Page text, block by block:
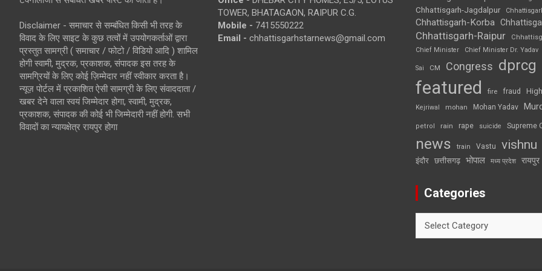
Disclaimer - समाचार से सम्बंधित किसी भी तरह के
विवाद के लिए साइट के कुछ तत्वों में उपयोगकर्ताओं द्वारा
प्रस्तुत सामग्री ( समाचार / फोटो / विडियो आदि ) शामिल
होगी स्वामी, मुद्रक, प्रकाशक, संपादक इस तरह के
सामग्रियों के लिए कोई ज़िम्मेदार नहीं स्वीकार करता है।
न्यूज़ पोर्टल में प्रकाशित ऐसी सामग्री के लिए संवाददाता /
खबर देने वाला स्वयं जिम्मेदार होगा, स्वामी, मुद्रक,
प्रकाशक, संपादक की कोई भी जिम्मेदारी नहीं होगी. सभी
विवादों का न्यायक्षेत्र रायपुर होगा
TOWER, BHATAGAON, RAIPUR C.G.
Mobile - 7415550222
Email - chhattisgarhstarnews@gmail.com
Chhattisgarh-Jagdalpur
Chhattisgarh-Korba
Chhattisgarh-Raipur
Chief Minister
Chief Minister Dr. Yadav
Sai CM Congress dprcg
featured fire fraud
Kejriwal mohan Mohan Yadav
petrol rain rape suicide Supreme
news train Vastu vishnu
इंदौर छत्तीसगढ़ भोपाल मध्य प्रदेश रायपुर
Categories